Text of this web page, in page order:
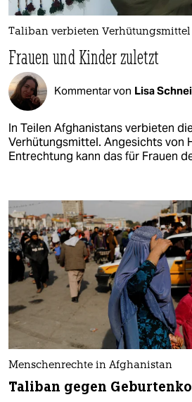
Taliban verbieten Verhütungsmittel
Frauen und Kinder zuletzt
Kommentar von Lisa
In Teilen Afghanistans verbieten
Verhütungsmittel. Angesichts von
Entrechtung kann das für Frauen
Menschenrechte in Afghanistan
Taliban gegen